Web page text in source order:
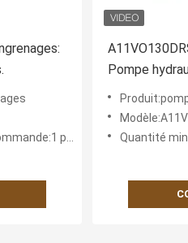
pièce
Pompe
alternative
en provenance
solution
Quantité